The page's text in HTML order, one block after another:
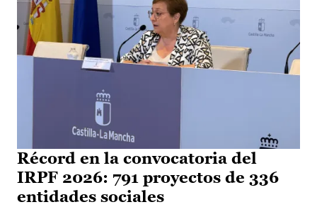
Récord en la convocatoria del
IRPF 2026: 791 proyectos de 336
entidades sociales